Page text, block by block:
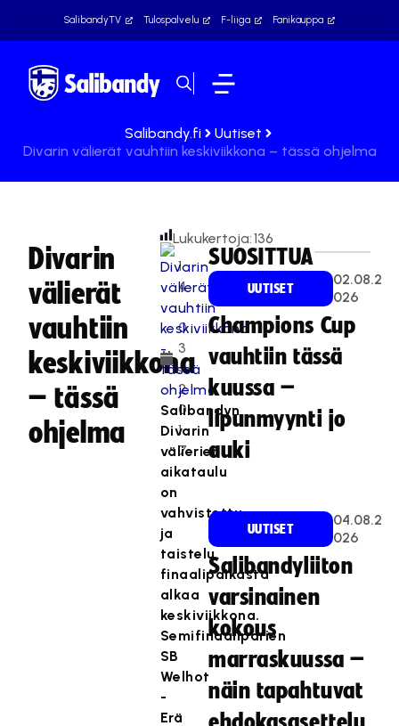
SalibandyTV Tulospalvelu F-liiga Fanikauppa
Salibandy.fi
Uutiset
Divarin välierät vauhtiin keskiviikkona – tässä ohjelma
Divarin
välierät
vauhtiin
keskiviikkona
– tässä
ohjelma
1
4
.
0
3
.
2
0
1
7
Lukukertoja:136
Salibandyn
Divarin
välierien
aikataulu
on
vahvistettu,
ja
taistelu
finaalipaikasta
alkaa
keskiviikkona.
Semifinaaliparien
SB
Welhot
-
Erä
SUOSITTUA
UUTISET
02.08.2
026
Champions Cup
vauhtiin tässä
kuussa –
lipunmyynti jo
auki
UUTISET
04.08.2
026
Salibandyliiton
varsinainen
kokous
marraskuussa –
näin tapahtuvat